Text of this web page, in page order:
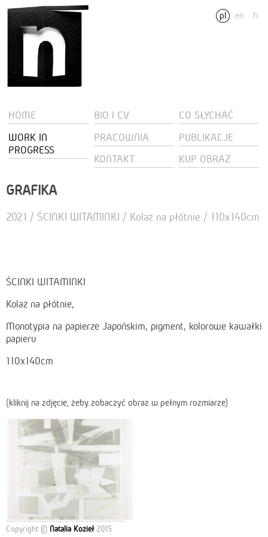
pl en fi
HOME BIO I CV
CO SŁYCHAĆ
WORK IN
PROGRESS
PRACOWNIA
PUBLIKACJE
KONTAKT
KUP OBRAZ
GRAFIKA
2021 / ŚCINKI WITAMINKI / Kolaż na płótnie / 110x140cm
ŚCINKI WITAMINKI
Kolaż na płótnie,
Monotypia na papierze Japońskim, pigment, kolorowe kawałki
papieru
110x140cm
(kliknij na zdjęcie, żeby zobaczyć obraz w pełnym rozmiarze)
Copyright © Natalia Kozieł2015